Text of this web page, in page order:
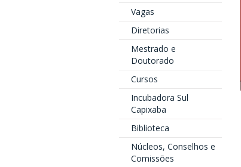
Vagas
Diretorias
Mestrado e
Doutorado
Cursos
Incubadora Sul
Capixaba
Biblioteca
Núcleos, Conselhos e
Comissões